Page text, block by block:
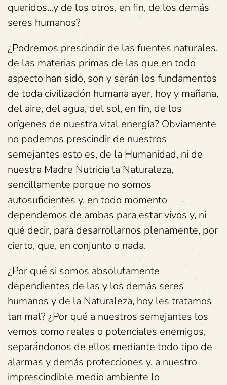
queridos…y de los otros, en fin, de los demás
seres humanos?
¿Podremos prescindir de las fuentes naturales,
de las materias primas de las que en todo
aspecto han sido, son y serán los fundamentos
de toda civilización humana ayer, hoy y mañana,
del aire, del agua, del sol, en fin, de los
orígenes de nuestra vital energía? Obviamente
no podemos prescindir de nuestros
semejantes esto es, de la Humanidad, ni de
nuestra Madre Nutricia la Naturaleza,
sencillamente porque no somos
autosuficientes y, en todo momento
dependemos de ambas para estar vivos y, ni
qué decir, para desarrollarnos plenamente, por
cierto, que, en conjunto o nada.
¿Por qué si somos absolutamente
dependientes de las y los demás seres
humanos y de la Naturaleza, hoy les tratamos
tan mal? ¿Por qué a nuestros semejantes los
vemos como reales o potenciales enemigos,
separándonos de ellos mediante todo tipo de
alarmas y demás protecciones y, a nuestro
imprescindible medio ambiente lo